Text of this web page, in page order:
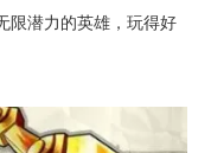
限潜力的英雄，玩得好